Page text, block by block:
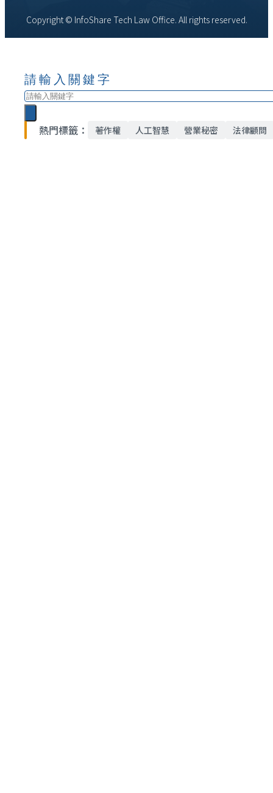
Copyright © InfoShare Tech Law Office. All rights reserved.
請輸入關鍵字
搜
尋
熱門標籤：
著作權 人工智慧 營業秘密 法律顧問